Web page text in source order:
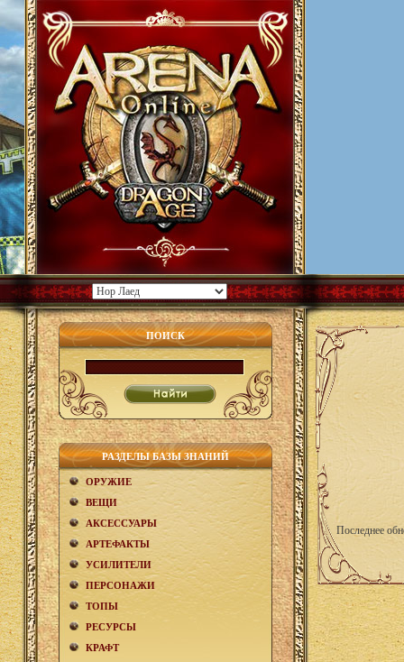
ПОИСК
РАЗДЕЛЫ БАЗЫ ЗНАНИЙ
ОРУЖИЕ
ВЕЩИ
АКCЕСCУАРЫ
АРТЕФАКТЫ
УСИЛИТЕЛИ
ПЕРСОНАЖИ
ТОПЫ
РЕСУРСЫ
КРАФТ
Последнее